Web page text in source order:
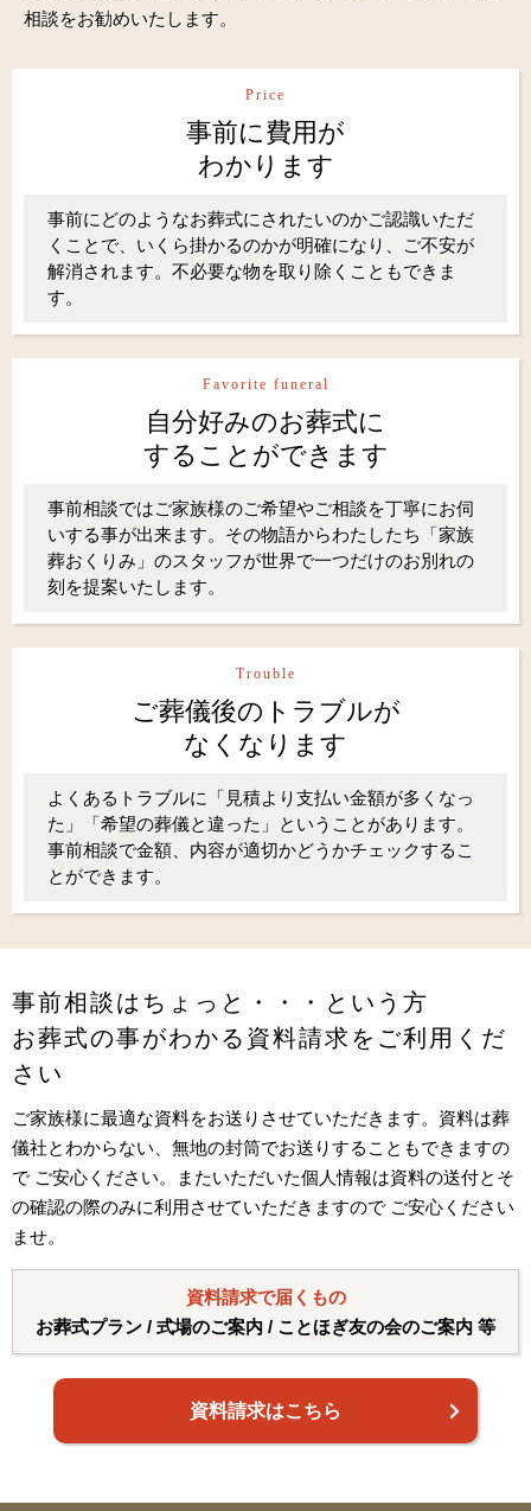
相談をお勧めいたします。
Price
事前に費用が
わかります
事前にどのようなお葬式にされたいのかご認識いただ
くことで、いくら掛かるのかが明確になり、ご不安が
解消されます。不必要な物を取り除くこともできま
す。
Favorite funeral
自分好みのお葬式に
することができます
事前相談ではご家族様のご希望やご相談を丁寧にお伺
いする事が出来ます。その物語からわたしたち「家族
葬おくりみ」のスタッフが世界で一つだけのお別れの
刻を提案いたします。
Trouble
ご葬儀後のトラブルが
なくなります
よくあるトラブルに「見積より支払い金額が多くなっ
た」「希望の葬儀と違った」ということがあります。
事前相談で金額、内容が適切かどうかチェックするこ
とができます。
事前相談はちょっと・・・という方
お葬式の事がわかる資料請求をご利用くだ
さい
ご家族様に最適な資料をお送りさせていただきます。資料は葬
儀社とわからない、無地の封筒でお送りすることもできますの
で ご安心ください。またいただいた個人情報は資料の送付とそ
の確認の際のみに利用させていただきますので ご安心ください
ませ。
資料請求で届くもの
お葬式プラン / 式場のご案内 / ことほぎ友の会のご案内 等
資料請求はこちら